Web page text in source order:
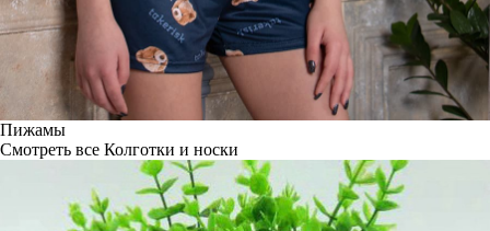
Пижамы
Смотреть все Колготки и носки